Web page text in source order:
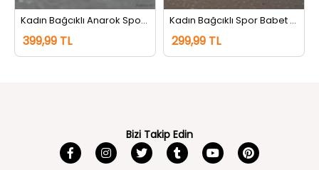
Kadın Bağcıklı Anarok Spor Ayakkabı Beyazgri
399,99 TL
Kadın Bağcıklı Spor Babet Siyahgümüş
299,99 TL
Bizi Takip Edin